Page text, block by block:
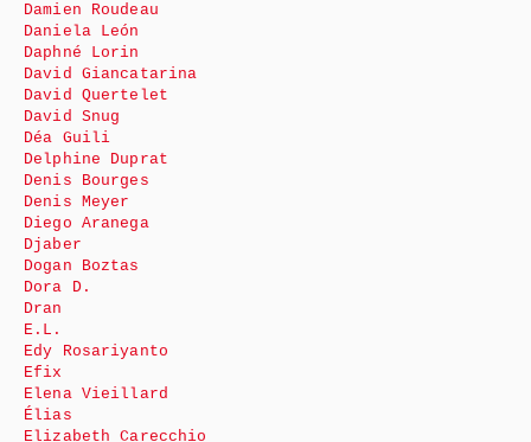
Damien Roudeau
Daniela León
Daphné Lorin
David Giancatarina
David Quertelet
David Snug
Déa Guili
Delphine Duprat
Denis Bourges
Denis Meyer
Diego Aranega
Djaber
Dogan Boztas
Dora D.
Dran
E.L.
Edy Rosariyanto
Efix
Elena Vieillard
Élias
Elizabeth Carecchio